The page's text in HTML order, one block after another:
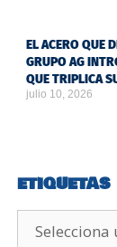
EL ACERO QUE
GRUPO AG
QUE TRIPLICA
julio 10, 2026
ETIQUETAS